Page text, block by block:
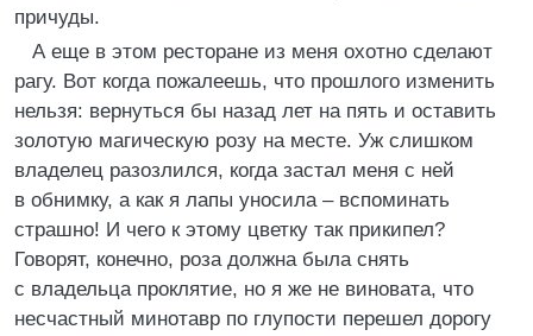
причуды.
А еще в этом ресторане из меня охотно сделают
рагу. Вот когда пожалеешь, что прошлого изменить
нельзя: вернуться бы назад лет на пять и оставить
золотую магическую розу на месте. Уж слишком
владелец разозлился, когда застал меня с ней
в обнимку, а как я лапы уносила – вспоминать
страшно! И чего к этому цветку так прикипел?
Говорят, конечно, роза должна была снять
с владельца проклятие, но я же не виновата, что
несчастный минотавр по глупости перешел дорогу